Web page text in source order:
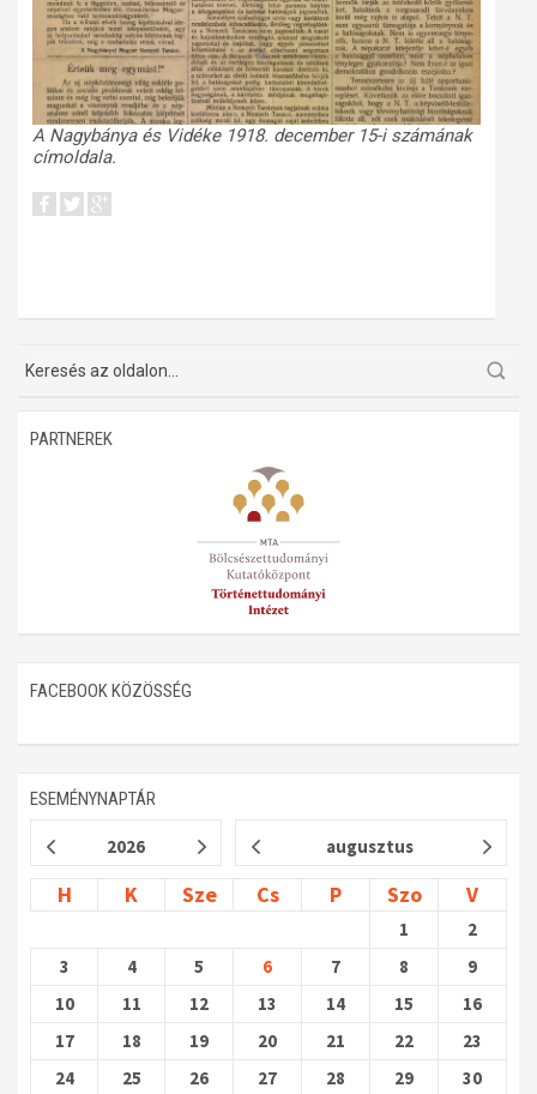
A Nagybánya és Vidéke 1918. december 15-i számának
címoldala.
PARTNEREK
FACEBOOK KÖZÖSSÉG
ESEMÉNYNAPTÁR
2026 augusztus
H K Sze Cs P Szo V
1
2
3
4 5 6 7 8
9
10
11 12 13 14 15
16
17
18 19 20 21 22
23
24
25 26 27 28 29 30